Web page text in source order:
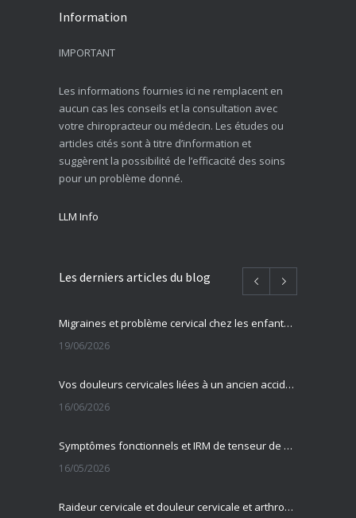
Information
IMPORTANT
Les informations fournies ici ne remplacent en
aucun cas les conseils et la consultation avec
votre chiropracteur ou médecin. Les études ou
articles cités sont à titre d’information et
suggèrent la possibilité de l’efficacité des soins
pour un problème donné.
LLM Info
Les derniers articles du blog
Migraines et problème cervical chez les enfants et adolescents
19/06/2026
Vos douleurs cervicales liées à un ancien accident ?
16/06/2026
Symptômes fonctionnels et IRM de tenseur de diffusion
16/05/2026
Raideur cervicale et douleur cervicale et arthrose cervicale